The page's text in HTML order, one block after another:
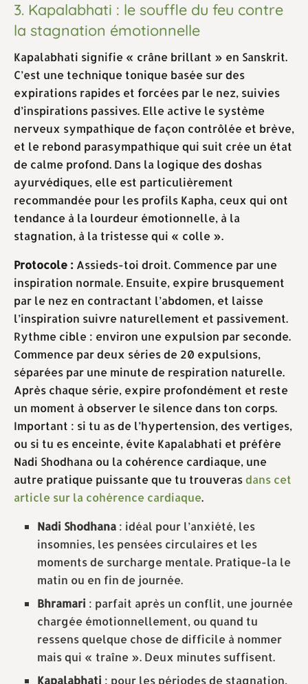
3. Kapalabhati : le souffle du feu contre
la stagnation émotionnelle
Kapalabhati signifie « crâne brillant » en Sanskrit.
C’est une technique tonique basée sur des
expirations rapides et forcées par le nez, suivies
d’inspirations passives. Elle active le système
nerveux sympathique de façon contrôlée et brève,
et le rebond parasympathique qui suit crée un état
de calme profond. Dans la logique des doshas
ayurvédiques, elle est particulièrement
recommandée pour les profils Kapha, ceux qui ont
tendance à la lourdeur émotionnelle, à la
stagnation, à la tristesse qui « colle ».
Protocole : Assieds-toi droit. Commence par une
inspiration normale. Ensuite, expire brusquement
par le nez en contractant l’abdomen, et laisse
l’inspiration suivre naturellement et passivement.
Rythme cible : environ une expulsion par seconde.
Commence par deux séries de 20 expulsions,
séparées par une minute de respiration naturelle.
Après chaque série, expire profondément et reste
un moment à observer le silence dans ton corps.
Important : si tu as de l’hypertension, des vertiges,
ou si tu es enceinte, évite Kapalabhati et préfère
Nadi Shodhana ou la cohérence cardiaque, une
autre pratique puissante que tu trouverasdans cet
article sur la cohérence cardiaque.
Nadi Shodhana : idéal pour l’anxiété, les
insomnies, les pensées circulaires et les
moments de surcharge mentale. Pratique-la le
matin ou en fin de journée.
Bhramari : parfait après un conflit, une journée
chargée émotionnellement, ou quand tu
ressens quelque chose de difficile à nommer
mais qui « traîne ». Deux minutes suffisent.
Kapalabhati : pour les périodes de stagnation,